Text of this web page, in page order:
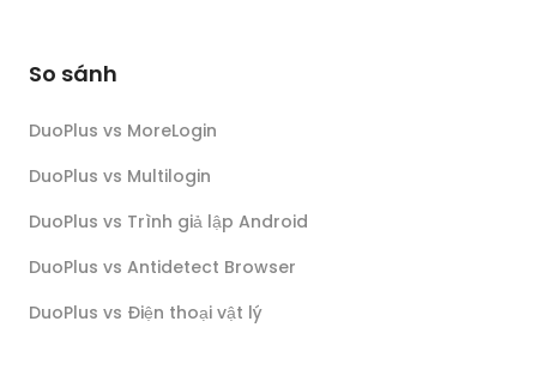
So sánh
DuoPlus vs MoreLogin
DuoPlus vs Multilogin
DuoPlus vs Trình giả lập Android
DuoPlus vs Antidetect Browser
DuoPlus vs Điện thoại vật lý